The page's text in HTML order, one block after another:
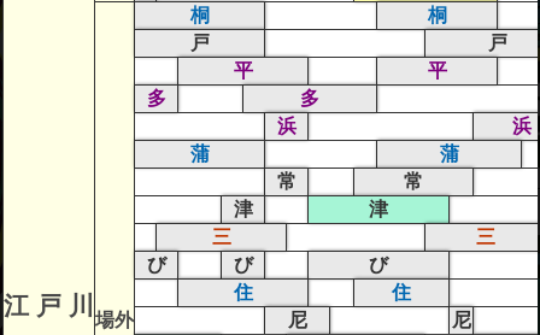
江 戸 川 場外
桐
桐
戸
戸
平
平
多
多
浜
浜
蒲
蒲
常
常
津
津
三
三
び
び
び
住
住
尼
尼